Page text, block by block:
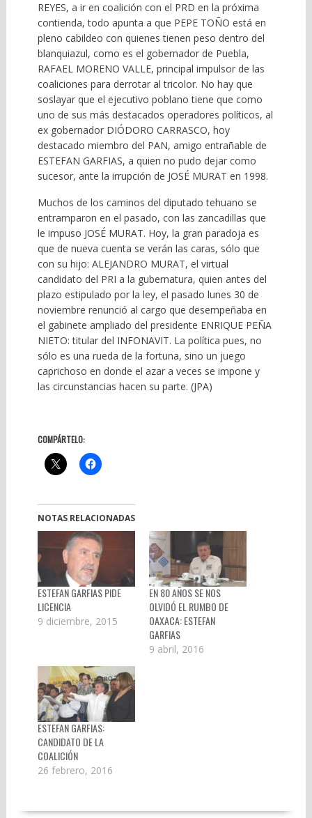
REYES, a ir en coalición con el PRD en la próxima
contienda, todo apunta a que PEPE TOÑO está en
pleno cabildeo con quienes tienen peso dentro del
blanquiazul, como es el gobernador de Puebla,
RAFAEL MORENO VALLE, principal impulsor de las
coaliciones para derrotar al tricolor. No hay que
soslayar que el ejecutivo poblano tiene que como
uno de sus más destacados operadores políticos, al
ex gobernador DIÓDORO CARRASCO, hoy
destacado miembro del PAN, amigo entrañable de
ESTEFAN GARFIAS, a quien no pudo dejar como
sucesor, ante la irrupción de JOSÉ MURAT en 1998.
Muchos de los caminos del diputado tehuano se
entramparon en el pasado, con las zancadillas que
le impuso JOSÉ MURAT. Hoy, la gran paradoja es
que de nueva cuenta se verán las caras, sólo que
con su hijo: ALEJANDRO MURAT, el virtual
candidato del PRI a la gubernatura, quien antes del
plazo estipulado por la ley, el pasado lunes 30 de
noviembre renunció al cargo que desempeñaba en
el gabinete ampliado del presidente ENRIQUE PEÑA
NIETO: titular del INFONAVIT. La política pues, no
sólo es una rueda de la fortuna, sino un juego
caprichoso en donde el azar a veces se impone y
las circunstancias hacen su parte. (JPA)
COMPÁRTELO:
NOTAS RELACIONADAS
ESTEFAN GARFIAS PIDE
LICENCIA
9 diciembre, 2015
EN 80 AÑOS SE NOS
OLVIDÓ EL RUMBO DE
OAXACA: ESTEFAN
GARFIAS
9 abril, 2016
ESTEFAN GARFIAS:
CANDIDATO DE LA
COALICIÓN
26 febrero, 2016